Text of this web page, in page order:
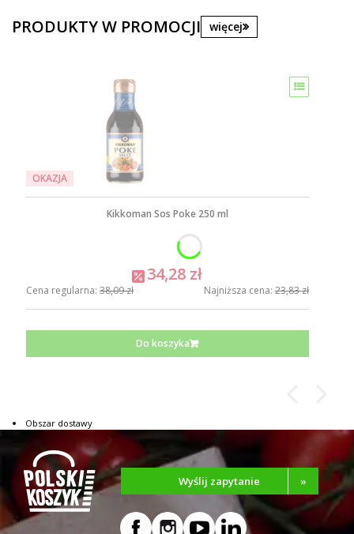
PRODUKTY W PROMOCJI więcej
OKAZJA
Kikkoman Sos Poke 250 ml
34,28 zł
Cena regularna: 38,09 zł Najniższa cena: 23,83 zł
Do koszyka
Obszar dostawy
Wyślij zapytanie »